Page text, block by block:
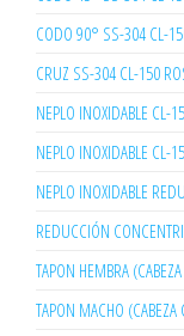
CODO 90° SS-304 CL-
CRUZ SS-304 CL-150
NEPLO INOXIDABLE CL-
NEPLO INOXIDABLE CL-
NEPLO INOXIDABLE
REDUCCIÓN
TAPON HEMBRA
TAPON MACHO